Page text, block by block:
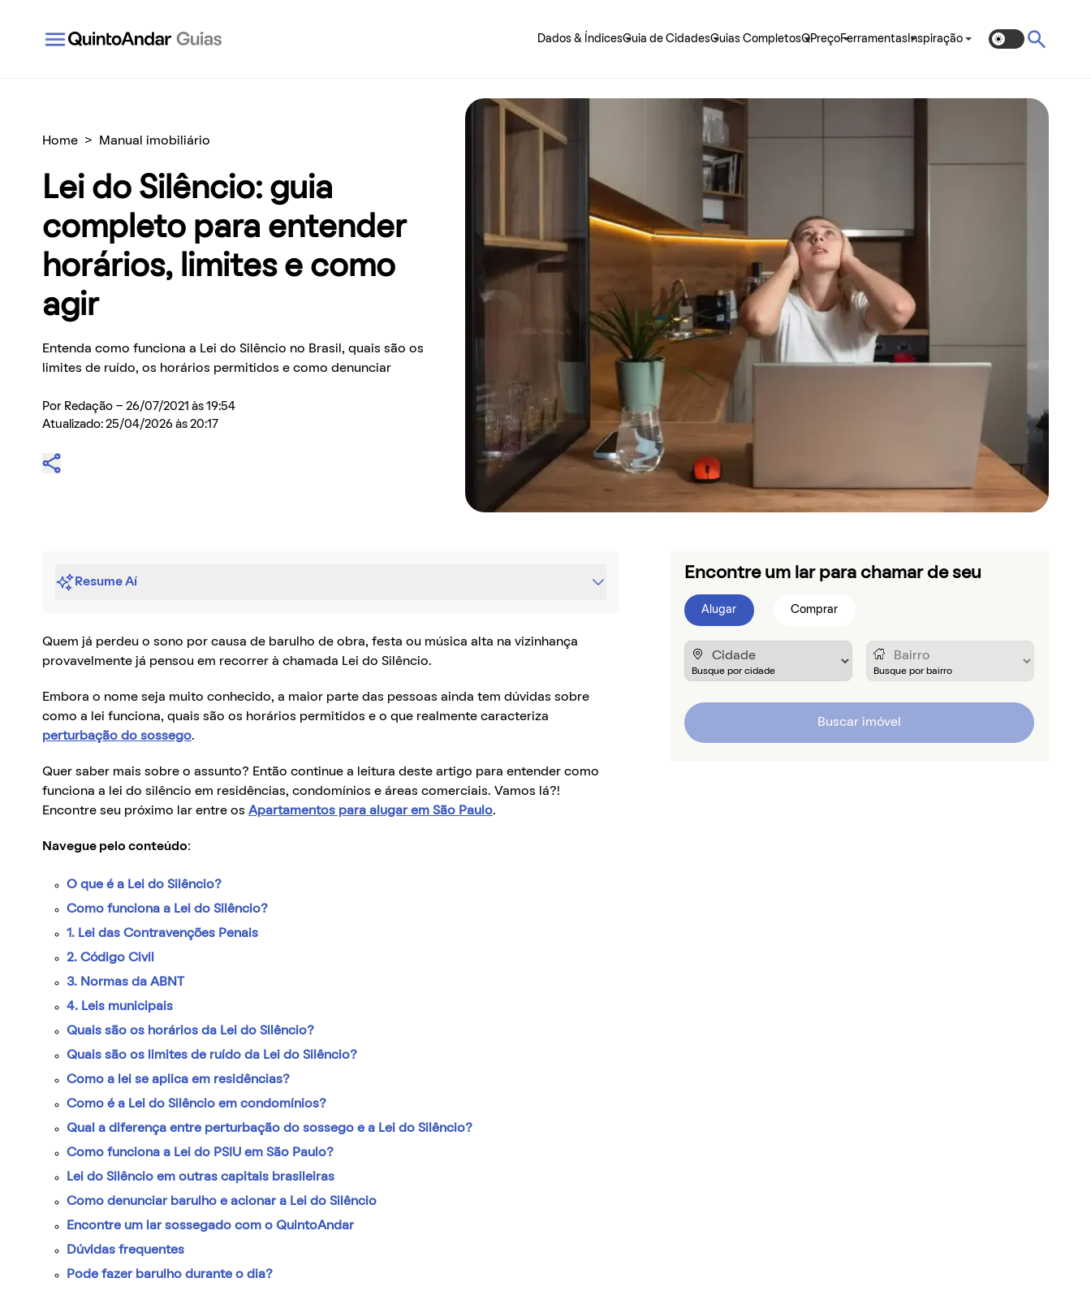
Dados & ÍndicesGuia de CidadesGuias CompletosQPreçoFerramentas Inspiração
Home > Manual imobiliário
Lei do Silêncio: guia
completo para entender
horários, limites e como
agir
Entenda como funciona a Lei do Silêncio no Brasil, quais são os
limites de ruído, os horários permitidos e como denunciar
Por Redação - 26/07/2021 às 19:54
Atualizado: 25/04/2026 às 20:17
Resume Aí
Quem já perdeu o sono por causa de barulho de obra, festa ou música alta na vizinhança
provavelmente já pensou em recorrer à chamada Lei do Silêncio.
Embora o nome seja muito conhecido, a maior parte das pessoas ainda tem dúvidas sobre
como a lei funciona, quais são os horários permitidos e o que realmente caracteriza
perturbação do sossego.
Quer saber mais sobre o assunto? Então continue a leitura deste artigo para entender como
funciona a lei do silêncio em residências, condomínios e áreas comerciais. Vamos lá?!
Encontre seu próximo lar entre os Apartamentos para alugar em São Paulo.
Navegue pelo conteúdo:
O que é a Lei do Silêncio?
Como funciona a Lei do Silêncio?
1. Lei das Contravenções Penais
2. Código Civil
3. Normas da ABNT
4. Leis municipais
Quais são os horários da Lei do Silêncio?
Quais são os limites de ruído da Lei do Silêncio?
Como a lei se aplica em residências?
Como é a Lei do Silêncio em condomínios?
Qual a diferença entre perturbação do sossego e a Lei do Silêncio?
Como funciona a Lei do PSIU em São Paulo?
Lei do Silêncio em outras capitais brasileiras
Como denunciar barulho e acionar a Lei do Silêncio
Encontre um lar sossegado com o QuintoAndar
Dúvidas frequentes
Pode fazer barulho durante o dia?
Encontre um lar para chamar de seu
Alugar Comprar
Buscar imóvel